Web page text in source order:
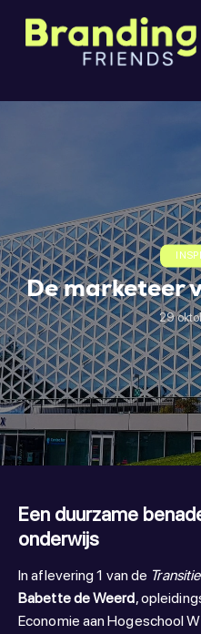
De marketeer
29
Een duurzame
onderwijs
In aflevering 1 van de
Babette de Weerd,
Economie aan Hogeschool